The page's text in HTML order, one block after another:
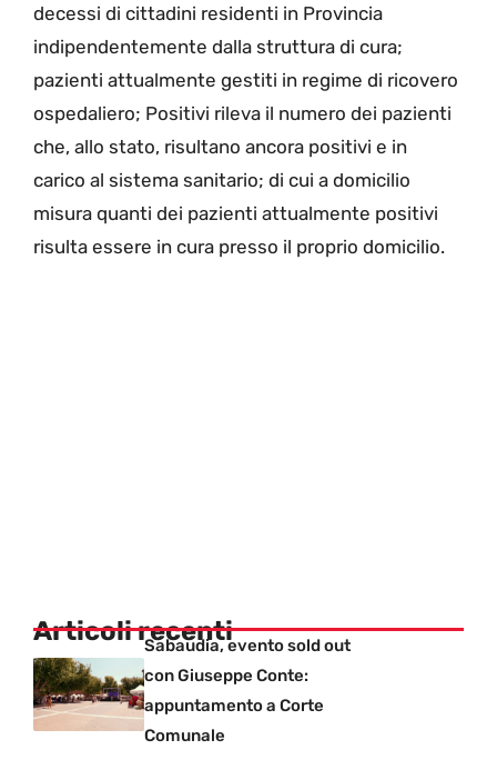
decessi di cittadini residenti in Provincia
indipendentemente dalla struttura di cura;
pazienti attualmente gestiti in regime di ricovero
ospedaliero; Positivi rileva il numero dei pazienti
che, allo stato, risultano ancora positivi e in
carico al sistema sanitario; di cui a domicilio
misura quanti dei pazienti attualmente positivi
risulta essere in cura presso il proprio domicilio.
Articoli recentiSabaudia, evento sold out
con Giuseppe Conte:
appuntamento a Corte
Comunale